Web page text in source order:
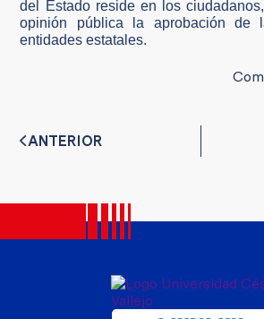
del Estado reside en los
opinión pública la aprobación de
entidades estatales.
ANTERIOR